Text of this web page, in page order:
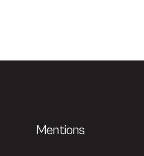
Mentions